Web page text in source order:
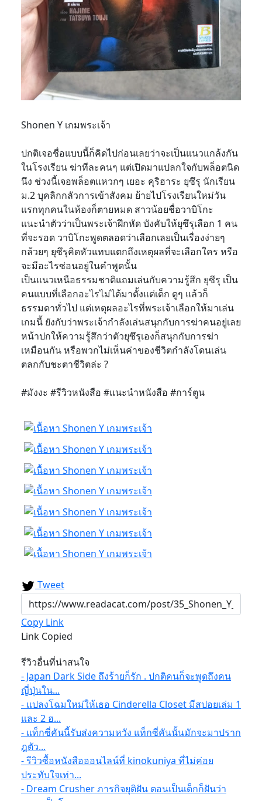
Shonen Y เกมพระเจ้า
ปกติเจอชื่อแบบนี้ก็คิดไปก่อนเลยว่าจะเป็นแนวแกล้งกัน
ในโรงเรียน ฆ่าทีละคนๆ แต่เปิดมาแปลกใจกับพล็อตนิด
นึง ช่วงนี้เจอพล็อตแหวกๆ เยอะ คุริฮาระ ยุซึรุ นักเรียน
ม.2 บุคลิกกลัวการเข้าสังคม ย้ายไปโรงเรียนใหม่วัน
แรกทุกคนในห้องก็ตายหมด สาวน้อยชื่อวาบิโกะ
แนะนำตัวว่าเป็นพระเจ้าฝึกหัด บังคับให้ยุซึรุเลือก 1 คน
ที่จะรอด วาบิโกะพูดตลอดว่าเลือกเลยเป็นเรื่องง่ายๆ
กล้วยๆ ยุซึรุคิดหัวแทบแตกถึงเหตุผลที่จะเลือกใคร หรือ
จะมีอะไรซ่อนอยู่ในคำพูดนั้น
เป็นแนวเหนือธรรมชาติแถมเล่นกับความรู้สึก ยุซึรุ เป็น
คนแบบที่เลือกอะไรไม่ได้มาตั้งแต่เด็ก ดูๆ แล้วก็
ธรรมดาทั่วไป แต่เหตุผลอะไรที่พระเจ้าเลือกให้มาเล่น
เกมนี้ ยังกับว่าพระเจ้ากำลังเล่นสนุกกับการฆ่าคนอยู่เลย
หน้าปกให้ความรู้สึกว่าตัวยุซึรุเองก็สนุกกับการฆ่า
เหมือนกัน หรือพวกไม่เห็นค่าของชีวิตกำลังโดนเล่น
ตลกกับชะตาชีวิตล่ะ ?
#มังงะ #รีวิวหนังสือ #แนะนำหนังสือ #การ์ตูน
Tweet
Copy Link
Link Copied
รีวิวอื่นที่น่าสนใจ
- Japan Dark Side ถึงร้ายก็รัก . ปกติคนก็จะพูดถึงคน
ญี่ปุ่นใน...
- แปลงโฉมใหม่ให้เธอ Cinderella Closet มีสปอยเล่ม 1
และ 2 ฮ...
- แท็กซี่คันนี้รับส่งความหวัง แท็กซี่คันนั้นมักจะมาปราก
ฎตัว...
- รีวิวซื้อหนังสือออนไลน์ที่ kinokuniya ที่ไม่ค่อย
ประทับใจเท่า...
- Dream Crusher ภารกิจยุติฝัน ตอนเป็นเด็กก็ฝันว่า